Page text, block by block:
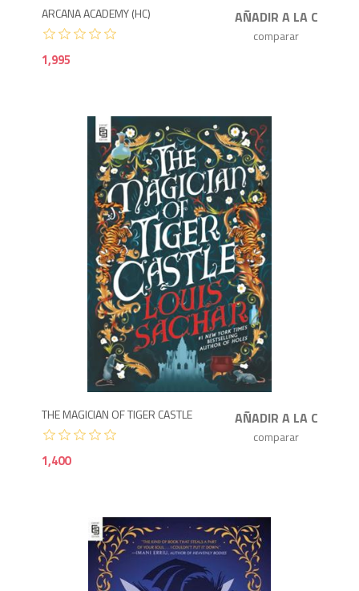
ARCANA ACADEMY (HC)
1,995
THE MAGICIAN OF TIGER CASTLE
1,400